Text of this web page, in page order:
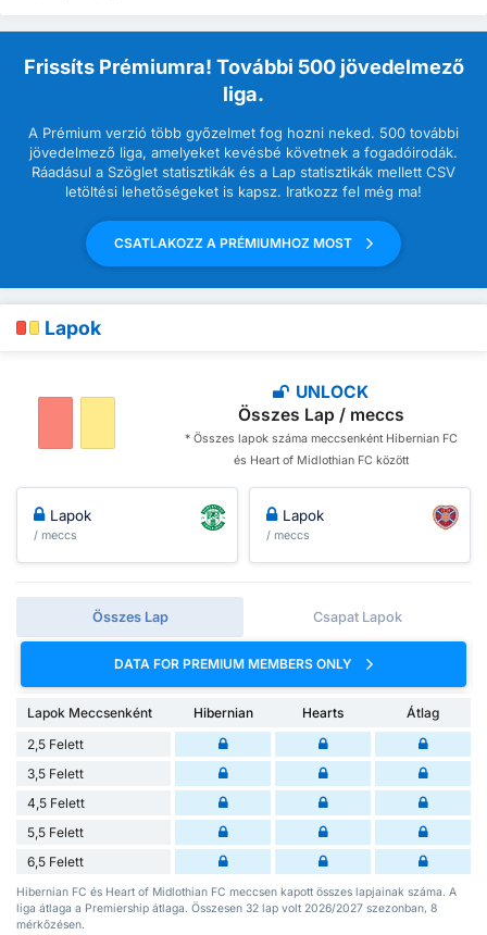
Frissíts Prémiumra! További 500 jövedelmező
liga.
A Prémium verzió több győzelmet fog hozni neked. 500 további
jövedelmező liga, amelyeket kevésbé követnek a fogadóirodák.
Ráadásul a Szöglet statisztikák és a Lap statisztikák mellett CSV
letöltési lehetőségeket is kapsz. Iratkozz fel még ma!
CSATLAKOZZ A PRÉMIUMHOZ MOST
Lapok
UNLOCK
Összes Lap / meccs
* Összes lapok száma meccsenként Hibernian FC
és Heart of Midlothian FC között
Lapok
/ meccs
Lapok
/ meccs
Összes Lap Csapat Lapok
DATA FOR PREMIUM MEMBERS ONLY
Lapok Meccsenként Hibernian Hearts
Átlag
2,5 Felett
3,5 Felett
4,5 Felett
5,5 Felett
6,5 Felett
Hibernian FC és Heart of Midlothian FC meccsen kapott összes lapjainak száma. A
liga átlaga a Premiership átlaga. Összesen 32 lap volt 2026/2027 szezonban, 8
mérkőzésen.